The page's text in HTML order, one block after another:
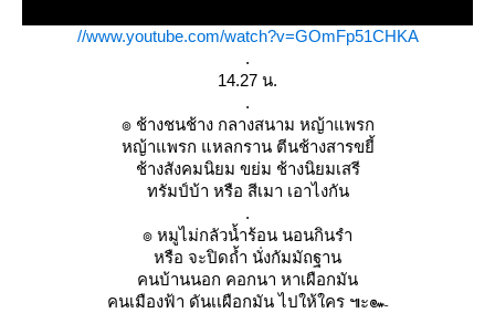
//www.youtube.com/watch?v=GOmFp51CHKA
.
14.27 น.
.
๏ ช้างชนช้าง กลางสนาม หญ้าแพรก
หญ้าแพรก แหลกราน ตีนช้างสารขยี้
ช้างสังคมนิยม ขย่ม ช้างนิยมเสรี
ทรัมป์บ้า หรือ สีเมา เอาไงกัน
.
๏ หมูไม่กลัวน้ำร้อน นอนกินรำ
หรือ จะปิดถ้ำ นั่งกัมมัถฐาน
คนบ้านนอก คอกนา หาเผือกมัน
คนเมืองฟ้า ดันเเผือกมัน ไปให้ใคร ๚ะ๛